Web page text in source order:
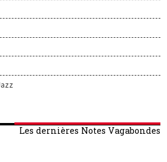
Les dernières Notes Vagabondes